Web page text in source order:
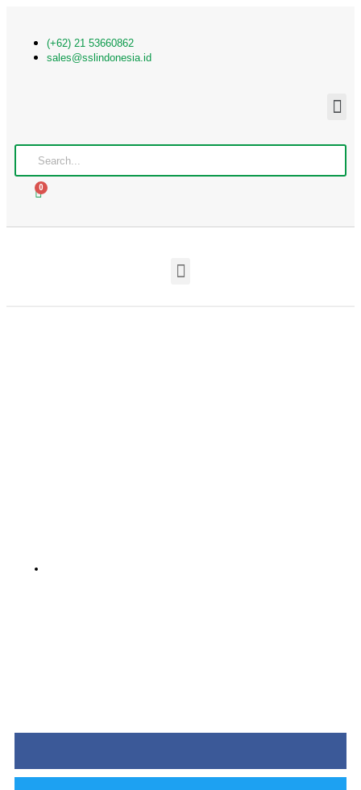
(+62) 21 53660862
sales@sslindonesia.id
0